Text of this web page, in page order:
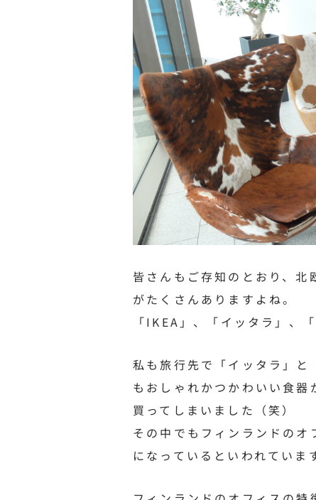
皆さんもご存知のとおり、北
がたくさんありますよね。
「IKEA」、「イッタラ」、
私も旅行先で「イッタラ」
もおしゃれかつかわいい食器
買ってしまいました（笑）
その中でもフィンランドのオ
になっているといわれていま